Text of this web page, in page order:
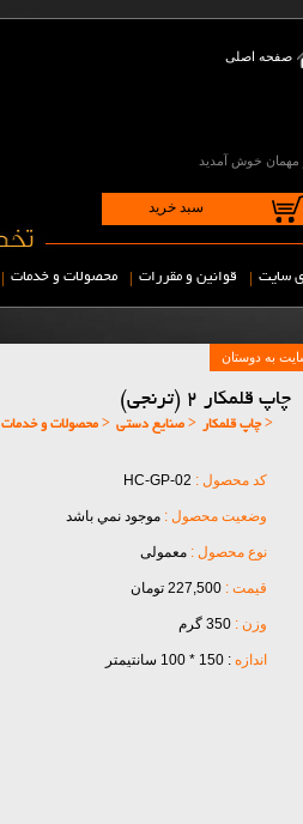
صفحه اصلی
مهمان خوش آمدید
سبد خرید
سایت | قوانین و مقررات | محصولات و خدمات |
چاپ قلمکار 2 (ترنجی)
< چاپ قلمکار < صنایع دستی < محصولات و خدمات
کد محصول : HC-GP-02
وضعیت محصول : موجود نمي باشد
نوع محصول : معمولی
قیمت : 227,500 تومان
وزن : 350 گرم
اندازه : 150 * 100 سانتیمتر